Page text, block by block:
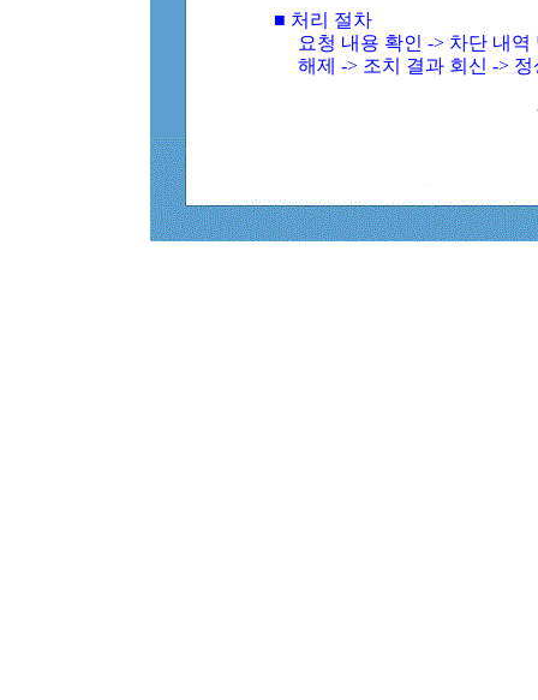
■ 처리 절차
요청 내용 확인 -> 차단 내
해제 -> 조치 결과 회신 ->